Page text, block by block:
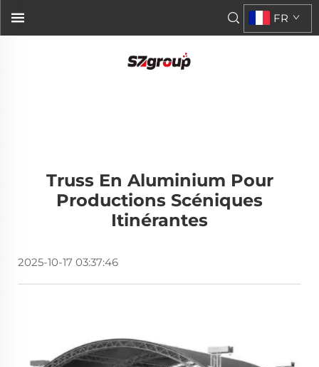
FR
Truss En Aluminium Pour
Productions Scéniques
Itinérantes
2025-10-17 03:37:46